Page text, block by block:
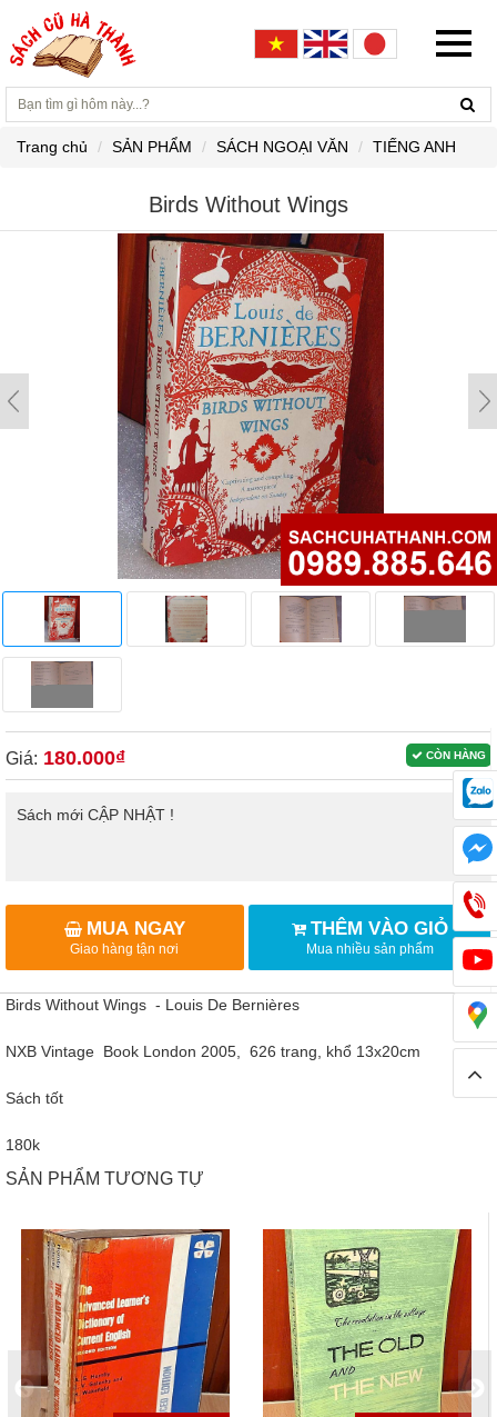
Trang chủ SẢN PHẨM SÁCH NGOẠI VĂN TIẾNG ANH
Birds Without Wings
CÒN HÀNG
Giá: 180.000₫
Sách mới CẬP NHẬT !
MUA NGAY
Giao hàng tận nơi
THÊM VÀO GIỎ
Mua nhiều sản phẩm
Birds Without Wings - Louis De Bernières
NXB Vintage Book London 2005, 626 trang, khổ 13x20cm
Sách tốt
180k
SẢN PHẨM TƯƠNG TỰ